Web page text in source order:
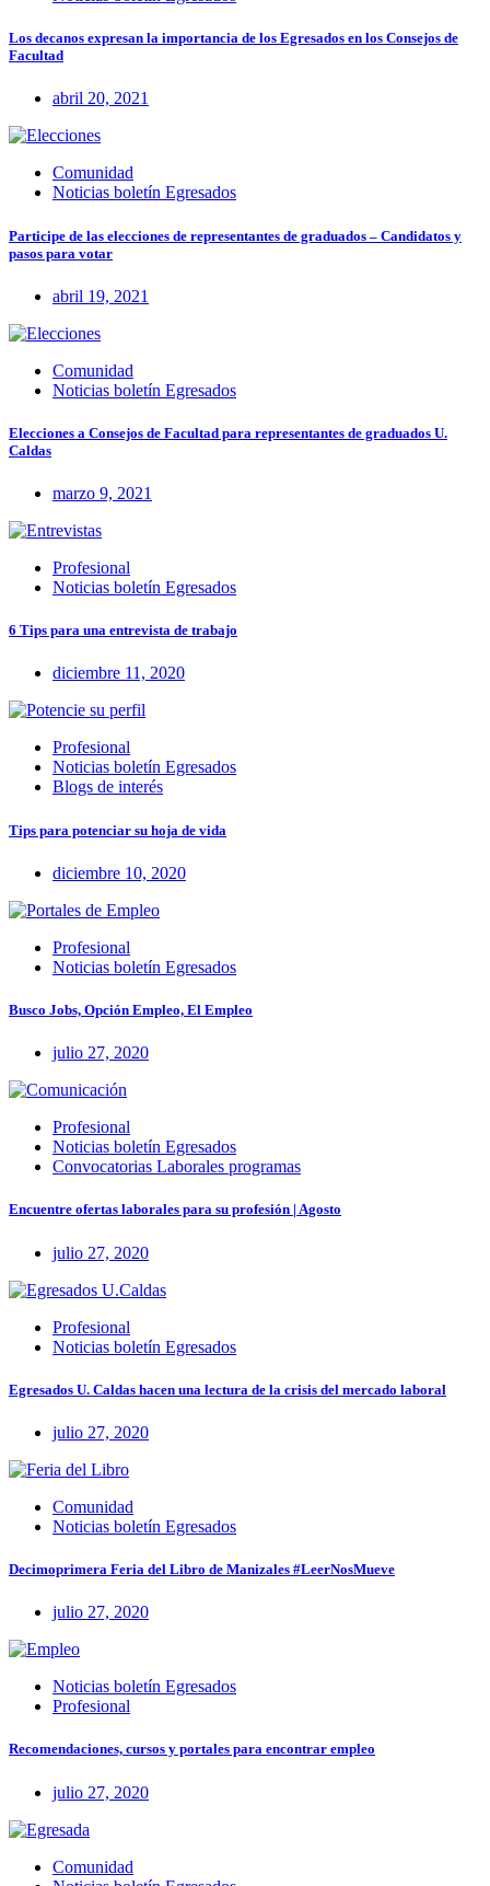
Los decanos expresan la importancia de los Egresados en los Consejos de
Facultad
abril 20, 2021
Comunidad
Noticias boletín Egresados
Participe de las elecciones de representantes de graduados – Candidatos y
pasos para votar
abril 19, 2021
Comunidad
Noticias boletín Egresados
Elecciones a Consejos de Facultad para representantes de graduados U.
Caldas
marzo 9, 2021
Profesional
Noticias boletín Egresados
6 Tips para una entrevista de trabajo
diciembre 11, 2020
Profesional
Noticias boletín Egresados
Blogs de interés
Tips para potenciar su hoja de vida
diciembre 10, 2020
Profesional
Noticias boletín Egresados
Busco Jobs, Opción Empleo, El Empleo
julio 27, 2020
Profesional
Noticias boletín Egresados
Convocatorias Laborales programas
Encuentre ofertas laborales para su profesión | Agosto
julio 27, 2020
Profesional
Noticias boletín Egresados
Egresados U. Caldas hacen una lectura de la crisis del mercado laboral
julio 27, 2020
Comunidad
Noticias boletín Egresados
Decimoprimera Feria del Libro de Manizales #LeerNosMueve
julio 27, 2020
Noticias boletín Egresados
Profesional
Recomendaciones, cursos y portales para encontrar empleo
julio 27, 2020
Comunidad